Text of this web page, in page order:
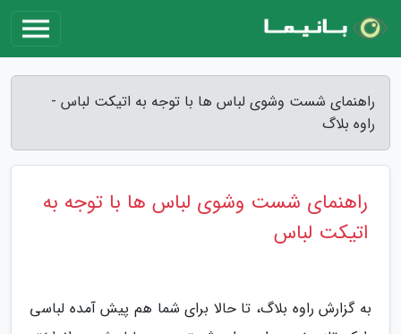
راهنمای شست وشوی لباس ها با توجه به اتیکت لباس -
راوه بلاگ
راهنمای شست وشوی لباس ها با توجه به
اتیکت لباس
به گزارش راوه بلاگ، تا حالا برای شما هم پیش آمده لباسی